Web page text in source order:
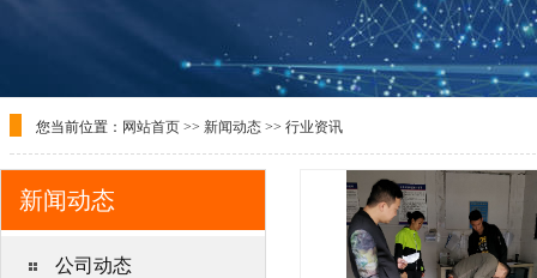
您当前位置： 网站首页 >> 新闻动态 >> 行业资讯
新闻动态
公司动态